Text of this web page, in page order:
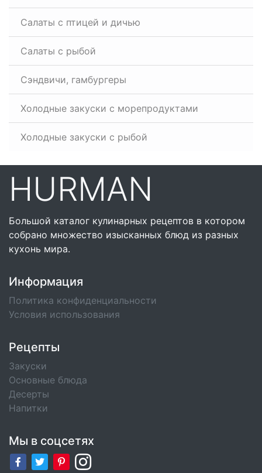
Салаты с птицей и дичью
Салаты с рыбой
Сэндвичи, гамбургеры
Холодные закуски с морепродуктами
Холодные закуски с рыбой
HURMAN
Большой каталог кулинарных рецептов в котором
собрано множество изысканных блюд из разных
кухонь мира.
Информация
Политика конфиденциальности
Условия использования
Рецепты
Закуски
Основные блюда
Десерты
Напитки
Мы в соцсетях